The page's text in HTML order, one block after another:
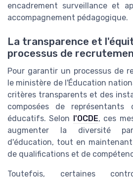
encadrement surveillance et
accompagnement pédagogique.
La transparence et
processus de
Pour garantir un processus de
le ministère de l'Éducation
critères transparents et des
composées de représentants
éducatifs. Selon l'OCDE, ces
augmenter la diversité
d'éducation, tout en
de qualifications et de
Toutefois, certaines